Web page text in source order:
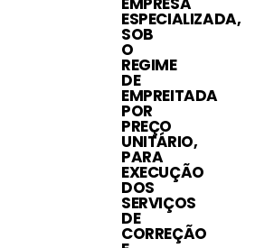
ESPECIALIZADA,
SOB
O
REGIME
DE
EMPREITADA
POR
PREÇO
UNITÁRIO,
PARA
EXECUÇÃO
DOS
SERVIÇOS
DE
CORREÇÃO